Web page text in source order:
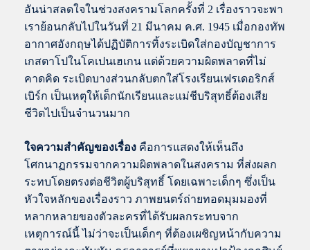
อันน่าสลดใจในช่วงสงครามโลกครั้งที่ 2 เรื่องราวจะพา
เราย้อนกลับไปในวันที่ 21 มีนาคม ค.ศ. 1945 เมื่อกองทัพ
อากาศอังกฤษได้ปฏิบัติการทิ้งระเบิดใส่กองบัญชาการ
เกสตาโปในโคเปนเฮเกน แต่ด้วยความผิดพลาดที่ไม่
คาดคิด ระเบิดบางส่วนกลับตกใส่โรงเรียนเฟรเดอริกส์
เบิร์ก เป็นเหตุให้เด็กนักเรียนและแม่ชีบริสุทธิ์ต้องเสีย
ชีวิตไปเป็นจำนวนมาก
ใจความสำคัญของเรื่องคือการแสดงให้เห็นถึง
โศกนาฏกรรมจากความผิดพลาดในสงคราม ที่ส่งผลก
ระทบโดยตรงต่อชีวิตผู้บริสุทธิ์ โดยเฉพาะเด็กๆ ซึ่งเป็น
หัวใจหลักของเรื่องราว ภาพยนตร์ถ่ายทอดมุมมองที่
หลากหลายของตัวละครที่ได้รับผลกระทบจาก
เหตุการณ์นี้ ไม่ว่าจะเป็นเด็กๆ ที่ต้องเผชิญหน้ากับความ